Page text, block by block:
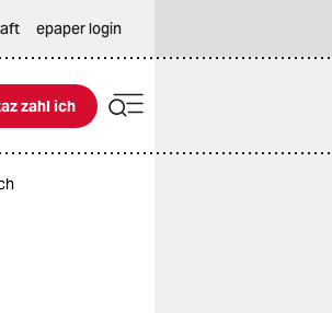
epaper login
ich
zahl ich